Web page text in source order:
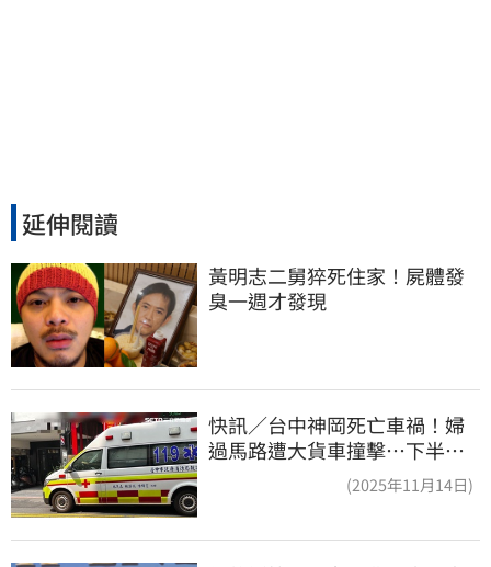
延伸閱讀
黃明志二舅猝死住家！屍體發
臭一週才發現
快訊／台中神岡死亡車禍！婦
過馬路遭大貨車撞擊…下半身
(2025年11月14日)